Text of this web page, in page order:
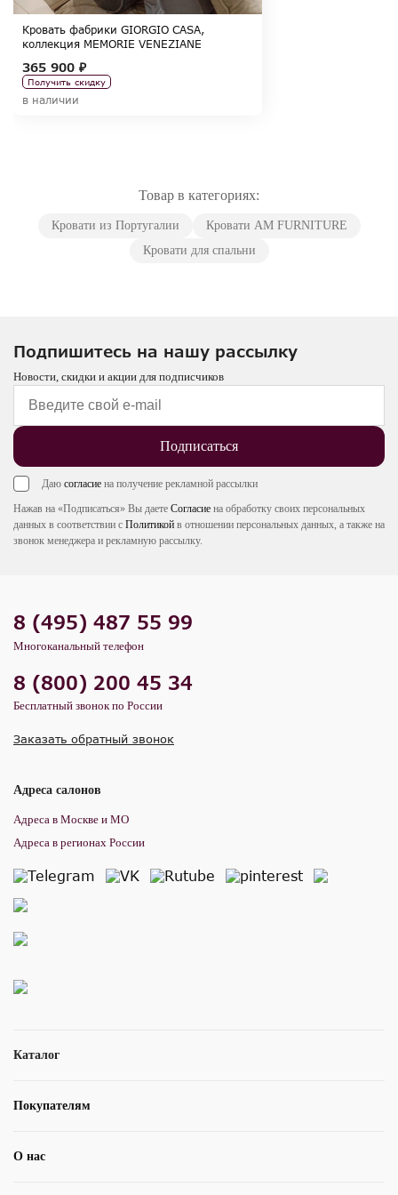
Кровать фабрики GIORGIO CASA,
коллекция MEMORIE VENEZIANE
365 900 ₽
Получить скидку
в наличии
Товар в категориях:
Кровати из Португалии
Кровати AM FURNITURE
Кровати для спальни
Подпишитесь на нашу рассылку
Новости, скидки и акции для подписчиков
Подписаться
Даю согласие на получение рекламной рассылки
Нажав на «Подписаться» Вы даете Согласие на обработку своих персональных
данных в соответствии с Политикой в отношении персональных данных, а также на
звонок менеджера и рекламную рассылку.
Каталог
Покупателям
О нас
8 (495) 487 55 99
Многоканальный телефон
8 (800) 200 45 34
Бесплатный звонок по России
Заказать обратный звонок
Адреса салонов
Адреса в Москве и МО
Адреса в регионах России